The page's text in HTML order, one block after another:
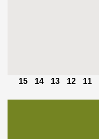
11
12
13
14
15